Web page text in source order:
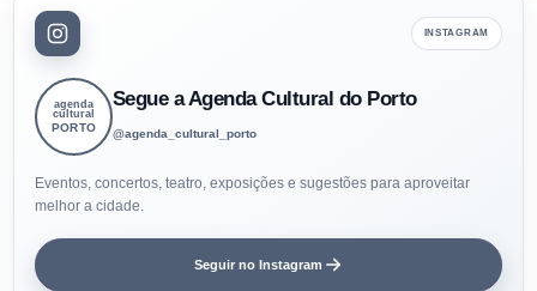
INSTAGRAM
agenda
cultural
PORTO
Segue a Agenda Cultural do Porto
@agenda_cultural_porto
Eventos, concertos, teatro, exposições e sugestões para aproveitar
melhor a cidade.
Seguir no Instagram